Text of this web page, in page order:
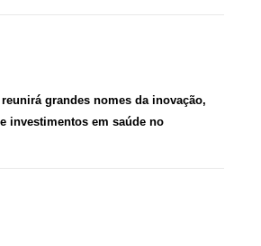
grandes nomes da inovação,
investimentos em saúde no